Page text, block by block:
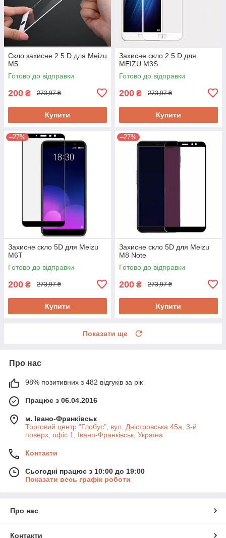
Скло захисне 2.5 D для Meizu
M5
Готово до відправки
200 ₴ 273,97 ₴
Купити
Захисне скло 2.5 D для
MEIZU M3S
Готово до відправки
200 ₴ 273,97 ₴
Купити
–27%
Захисне скло 5D для Meizu
M6T
Готово до відправки
200 ₴ 273,97 ₴
Купити
–27%
Захисне скло 5D для Meizu
M8 Note
Готово до відправки
200 ₴ 273,97 ₴
Купити
Показати ще
Про нас
98% позитивних з 482 відгуків за рік
Працює з 06.04.2016
м. Івано-Франківськ
Торговий центр "Глобус", вул. Дністровська 45а, 3-й
поверх, офіс 1, Івано-Франківськ, Україна
Контакти
Сьогодні працює з 10:00 до 19:00
Показати весь графік роботи
Про нас
Контакти